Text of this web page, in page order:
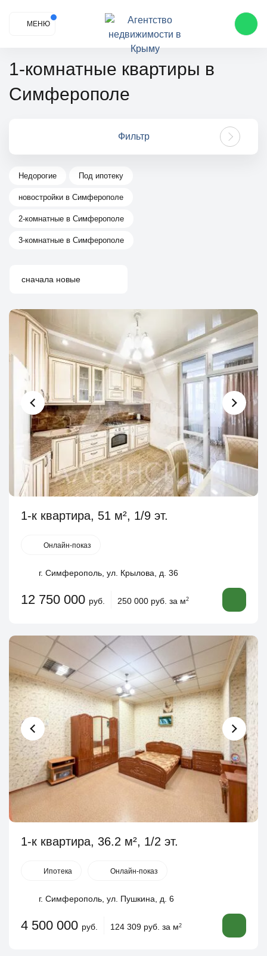
МЕНЮ
1-комнатные квартиры в
Симферополе
Фильтр
Недорогие Под ипотеку
новостройки в Симферополе
2-комнатные в Симферополе
3-комнатные в Симферополе
сначала новые
1-к квартира, 51 м², 1/9 эт.
Онлайн-показ
г. Симферополь, ул. Крылова, д. 36
12 750 000 руб. 250 000 руб. за м2
1-к квартира, 36.2 м², 1/2 эт.
Ипотека Онлайн-показ
г. Симферополь, ул. Пушкина, д. 6
4 500 000 руб. 124 309 руб. за м2